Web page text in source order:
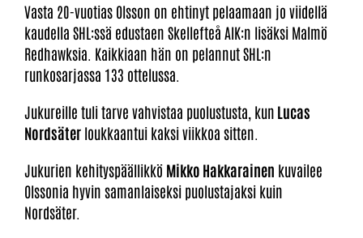
Vasta 20-vuotias Olsson on ehtinyt pelaamaan jo viidellä
kaudella SHL:ssä edustaen Skellefteå AIK:n lisäksi Malmö
Redhawksia. Kaikkiaan hän on pelannut SHL:n
runkosarjassa 133 ottelussa.
Jukureille tuli tarve vahvistaa puolustusta, kun Lucas
Nordsäter loukkaantui kaksi viikkoa sitten.
Jukurien kehityspäällikkö Mikko Hakkarainen kuvailee
Olssonia hyvin samanlaiseksi puolustajaksi kuin
Nordsäter.